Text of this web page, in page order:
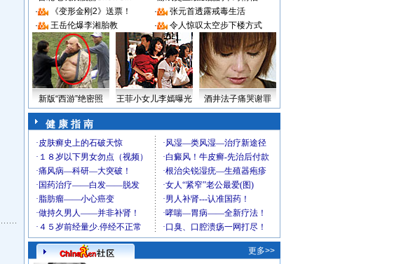
·
《变形金刚2》送票！ ·
张元首透露戒毒生活
·
王岳伦爆李湘胎教 · 令人惊叹太空步下楼方式
新版“西游”绝密照 王菲小女儿李嫣曝光 酒井法子痛哭谢罪
健 康 指 南
更多>>